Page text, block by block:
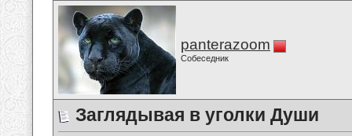
panterazoom
Собеседник
Заглядывая в уголки Души